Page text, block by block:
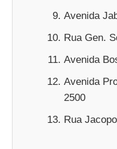
Avenida
Rua Gen.
Avenida
Avenida
2500
Rua